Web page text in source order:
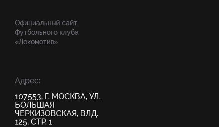
Официальный сайт
Футбольного клуба
«Локомотив»
Адрес:
107553, Г. МОСКВА, УЛ.
БОЛЬШАЯ
ЧЕРКИЗОВСКАЯ, ВЛД.
125, СТР. 1